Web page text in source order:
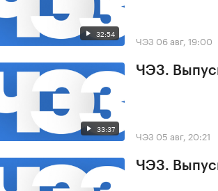
32:54 ЧЭЗ 06 авг, 19:00
33:37
ЧЭЗ.
ЧЭЗ 05 авг, 20:21
ЧЭЗ.